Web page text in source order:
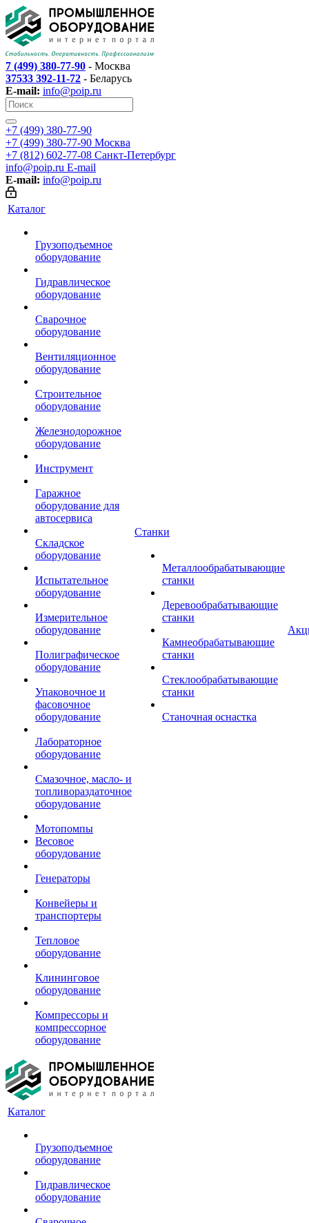
7 (499) 380-77-90 - Москва
37533 392-11-72 - Беларусь
E-mail: info@poip.ru
+7 (499) 380-77-90
+7 (499) 380-77-90 Москва
+7 (812) 602-77-08 Санкт-Петербург
info@poip.ru E-mail
E-mail: info@poip.ru
Каталог
Грузоподъемное
оборудование
Гидравлическое
оборудование
Сварочное
оборудование
Вентиляционное
оборудование
Строительное
оборудование
Железнодорожное
оборудование
Инструмент
Гаражное
оборудование для
автосервиса
Складское
оборудование
Испытательное
оборудование
Измерительное
оборудование
Полиграфическое
оборудование
Упаковочное и
фасовочное
оборудование
Лабораторное
оборудование
Смазочное, масло- и
топливораздаточное
оборудование
Мотопомпы
Весовое
оборудование
Генераторы
Конвейеры и
транспортеры
Тепловое
оборудование
Клининговое
оборудование
Компрессоры и
компрессорное
оборудование
Станки
Металлообрабатывающие
станки
Деревообрабатывающие
станки
Камнеобрабатывающие
станки
Стеклообрабатывающие
станки
Станочная оснастка
Каталог
Грузоподъемное
оборудование
Гидравлическое
оборудование